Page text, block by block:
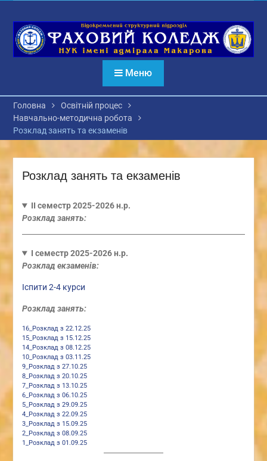
вмісту
Меню
Головна
Освітній процес
Навчально-методична робота
Розклад занять та екзаменів
Розклад занять та екзаменів
ІІ семестр 2025-2026 н.р.
Розклад занять:
І семестр 2025-2026 н.р.
Розклад екзаменів:
Іспити 2-4 курси
Розклад занять:
16_Розклад з 22.12.25
15_Розклад з 15.12.25
14_Розклад з 08.12.25
10_Розклад з 03.11.25
9_Розклад з 27.10.25
8_Розклад з 20.10.25
7_Розклад з 13.10.25
6_Розклад з 06.10.25
5_Розклад з 29.09.25
4_Розклад з 22.09.25
3_Розклад з 15.09.25
2_Розклад з 08.09.25
1_Розклад з 01.09.25